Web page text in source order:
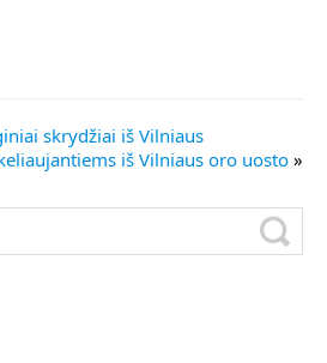
skrydžiai iš Vilniaus
iš Vilniaus oro uosto »